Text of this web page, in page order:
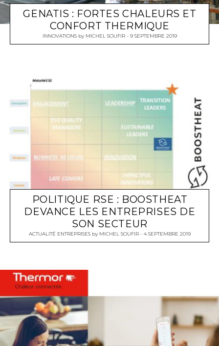
GENATIS : FORTES CHALEURS ET
CONFORT THERMIQUE
INNOVATIONS by MICHEL SOUFIR 9 SEPTEMBRE 2019
POLITIQUE RSE : BOOSTHEAT
DEVANCE LES ENTREPRISES DE
SON SECTEUR
ACTUALITÉ ENTREPRISES by MICHEL SOUFIR 4 SEPTEMBRE 2019